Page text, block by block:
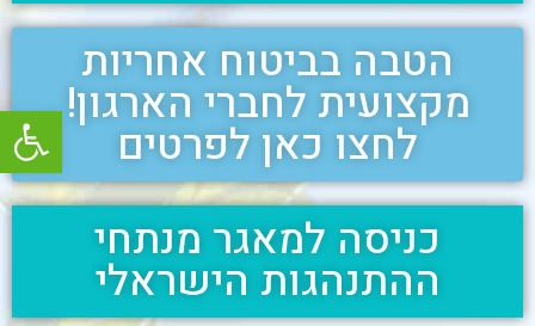
הטבה בביטוח אחריות
מקצועית לחברי הארגון!
לחצו כאן לפרטים
כניסה למאגר מנתחי
ההתנהגות הישראלי